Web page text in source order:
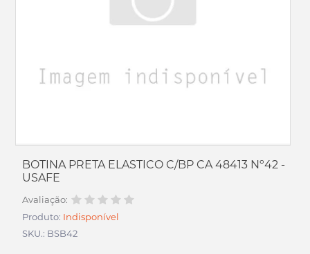
BOTINA PRETA ELASTICO C/BP CA 48413 Nº42 -
USAFE
Avaliação:
Produto: Indisponível
SKU.: BSB42